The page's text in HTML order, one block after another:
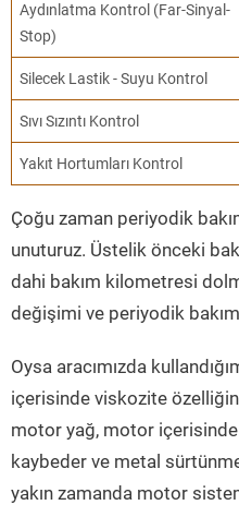
Aydınlatma Kontrol (Far-Sinyal-
Stop)
Silecek Lastik - Suyu Kontrol
Sıvı Sızıntı Kontrol
Yakıt Hortumları Kontrol
Çoğu zaman periyodik
unuturuz. Üstelik önceki
dahi bakım kilometresi
değişimi ve periyodik bakım
Oysa aracımızda
içerisinde viskozite
motor yağ, motor
kaybeder ve metal
yakın zamanda motor